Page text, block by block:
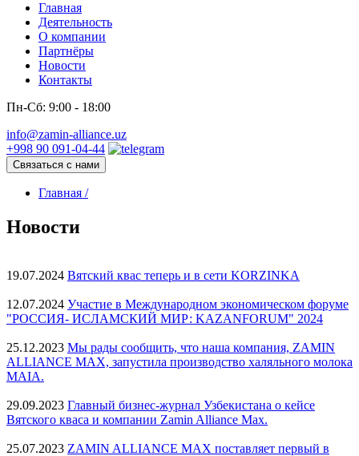
Главная
Деятельность
О компании
Партнёры
Новости
Контакты
Пн-Сб: 9:00 - 18:00
info@zamin-alliance.uz
+998 90 091-04-44
Связаться с нами
Главная /
Новости
19.07.2024 Вятский квас теперь и в сети KORZINKA
12.07.2024 Участие в Международном экономическом форуме
"РОССИЯ- ИСЛАМСКИЙ МИР: KAZANFORUM" 2024
25.12.2023 Мы рады сообщить, что наша компания, ZAMIN
ALLIANCE MAX, запустила производство халяльного молока
MAIA.
29.09.2023 Главный бизнес-журнал Узбекистана о кейсе
Вятского кваса и компании Zamin Alliance Max.
25.07.2023 ZAMIN ALLIANCE MAX поставляет первый в